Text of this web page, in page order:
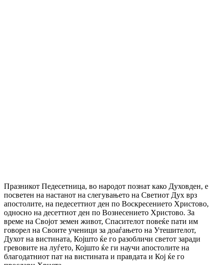
Празникот Педесетница, во народот познат како Духовден, е
посветен на настанот на слегувањето на Светиот Дух врз
апостолите, на педесеттиот ден по Воскресението Христово,
односно на десеттиот ден по Вознесението Христово. За
време на Својот земен живот, Спасителот повеќе пати им
говорел на Своите ученици за доаѓањето на Утешителот,
Духот на вистината, Којшто ќе го разобличи светот заради
гревовите на луѓето, Којшто ќе ги научи апостолите на
благодатниот пат на вистината и правдата и Кој ќе го